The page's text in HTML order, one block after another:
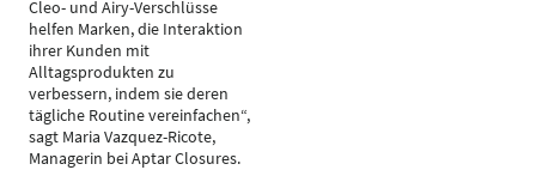
Cleo- und Airy-Verschlüsse
helfen Marken, die Interaktion
ihrer Kunden mit
Alltagsprodukten zu
verbessern, indem sie deren
tägliche Routine vereinfachen“,
sagt Maria Vazquez-Ricote,
Managerin bei Aptar Closures.